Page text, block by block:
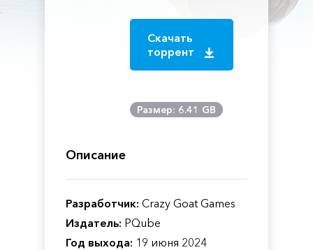
Скачать
торрент
Размер: 6.41 GB
Описание
Разработчик: Crazy Goat Games
Издатель: PQube
Год выхода: 19 июня 2024